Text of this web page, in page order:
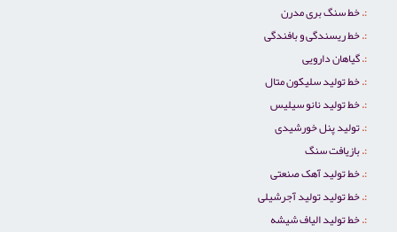
خط سنگ بری مدرن
خط ریسندگی و بافندگی
گیاهان دارویی
خط تولید سلیکون متال
خط تولید نانو سیلیس
تولید پنل خورشیدی
بازیافت سنگ
خط تولید آهک صنعتی
خط تولید تولید آجرشیلی
خط تولید الیاف شیشه